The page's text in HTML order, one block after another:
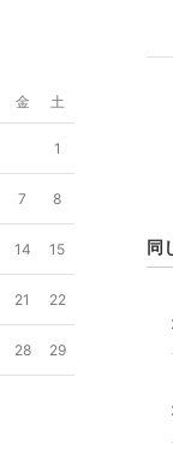
同
金 土
1
7 8
14 15
21 22
28 29